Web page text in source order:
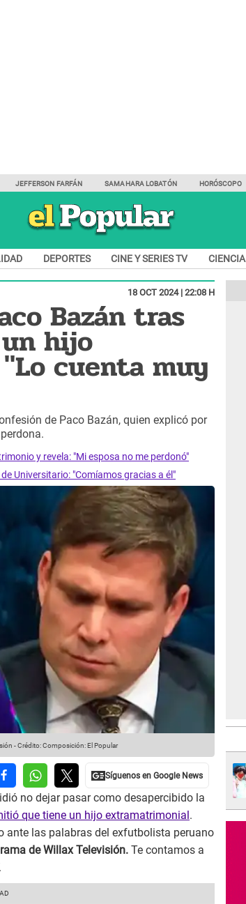
JEFFERSON FARFÁN SAMAHARA LOBATÓN HORÓSCOPO
DEPORTES CINE Y SERIES TV CIENCIA
18 OCT 2024 | 22:08 H
Bazán tras
hijo
cuenta muy
de Paco Bazán, quien explicó por
y revela: "Mi esposa no me perdonó"
Universitario: "Comíamos gracias a él"
-Crédito: Composición: El Popular
no dejar pasar como desapercibido la
que tiene un hijo extramatrimonial .
ante las palabras del exfutbolista peruano
de Willax Televisión. Te contamos a